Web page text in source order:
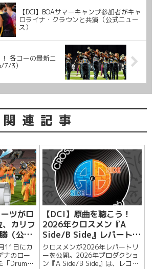
【DCI】BOAサマーキャンプ参加者がキャ
ロライナ・クラウンと共演（公式ニュー
ス）
！ 各コーの最新ニ
7/3）
関連記事
ツがロ
カリフ
（公式
11日にカ
ナのロー
「Drum
【DCI】原曲を聴こう！
2026年クロスメン『A
Side/B Side』レパートリ
ー！
クロスメンが2026年レパートリ
ーを公開。2026年プロダクショ
ン『A Side/B Side』は、レコー